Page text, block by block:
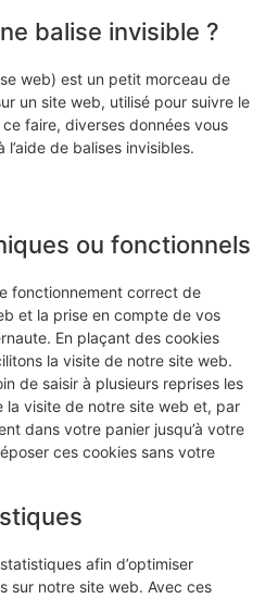
balise invisible ?
web) est un petit morceau de
un site web, utilisé pour suivre le
faire, diverses données vous
de balises invisibles.
ou fonctionnels
fonctionnement correct de
et la prise en compte de vos
En plaçant des cookies
la visite de notre site web.
de saisir à plusieurs reprises les
la visite de notre site web et, par
dans votre panier jusqu’à votre
ces cookies sans votre
afin d’optimiser
sur notre site web. Avec ces